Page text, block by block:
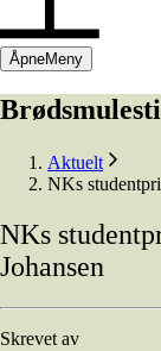
ÅpneMeny
Brødsmulesti
Aktuelt
NKs
NKs
Johansen
Skrevet av